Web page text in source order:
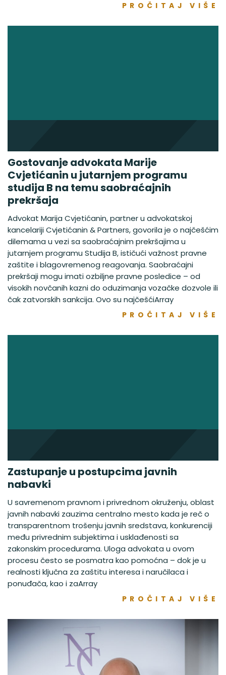
PROČITAJ VIŠE
Gostovanje advokata Marije
Cvjetićanin u jutarnjem programu
studija B na temu saobraćajnih
prekršaja
Advokat Marija Cvjetićanin, partner u advokatskoj
kancelariji Cvjetićanin & Partners, govorila je o najčešćim
dilemama u vezi sa saobraćajnim prekršajima u
jutarnjem programu Studija B, ističući važnost pravne
zaštite i blagovremenog reagovanja. Saobraćajni
prekršaji mogu imati ozbiljne pravne posledice – od
visokih novčanih kazni do oduzimanja vozačke dozvole ili
čak zatvorskih sankcija. Ovo su najčešćiArray
PROČITAJ VIŠE
Zastupanje u postupcima javnih
nabavki
U savremenom pravnom i privrednom okruženju, oblast
javnih nabavki zauzima centralno mesto kada je reč o
transparentnom trošenju javnih sredstava, konkurenciji
među privrednim subjektima i usklađenosti sa
zakonskim procedurama. Uloga advokata u ovom
procesu često se posmatra kao pomoćna – dok je u
realnosti ključna za zaštitu interesa i naručilaca i
ponuđača, kao i zaArray
PROČITAJ VIŠE